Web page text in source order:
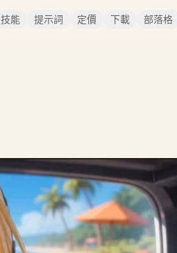
技能 提示詞 定價 下載 部落格